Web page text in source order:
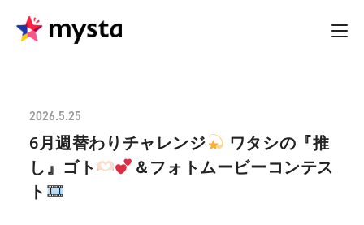
2026.5.25
6月週替わりチャレンジ
ワタシの『推
し』ゴト
＆フォトムービーコンテス
ト